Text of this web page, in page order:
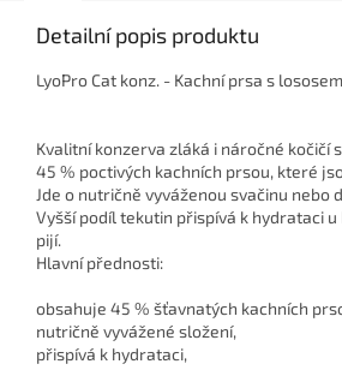
Detailní popis produktu
LyoPro Cat konz. - Kachní prsa s
Kvalitní konzerva zláká i náročné kočičí
45 % poctivých kachních prsou, které
Jde o nutričně vyváženou svačinu nebo
Vyšší podíl tekutin přispívá k hydrataci
pijí.
Hlavní přednosti:
obsahuje 45 % šťavnatých kachních
nutričně vyvážené složení,
přispívá k hydrataci,